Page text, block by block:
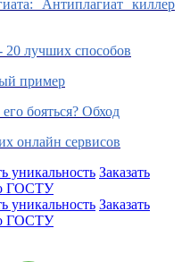
Антиплагиат киллер
20 лучших способов
пример
бояться? Обход
онлайн сервисов
уникальность Заказать
ГОСТУ
уникальность Заказать
ГОСТУ